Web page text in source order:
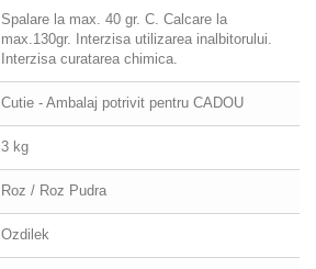
Spalare la max. 40 gr. C. Calcare la
max.130gr. Interzisa utilizarea inalbitorului.
Interzisa curatarea chimica.
Cutie - Ambalaj potrivit pentru CADOU
3 kg
Roz / Roz Pudra
Ozdilek